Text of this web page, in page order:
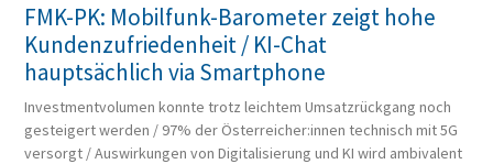
FMK-PK: Mobilfunk-Barometer zeigt hohe
Kundenzufriedenheit / KI-Chat
hauptsächlich via Smartphone
Investmentvolumen konnte trotz leichtem Umsatzrückgang noch
gesteigert werden / 97% der Österreicher:innen technisch mit 5G
versorgt / Auswirkungen von Digitalisierung und KI wird ambivalent